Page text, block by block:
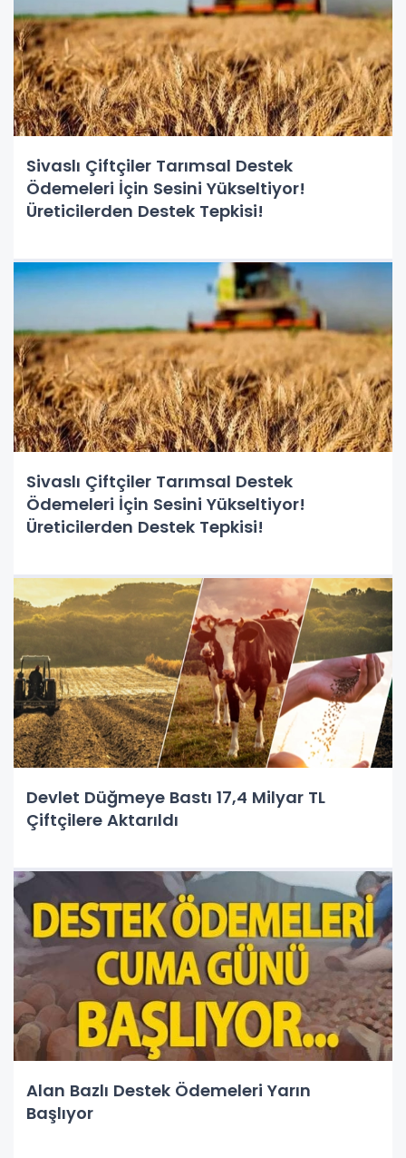
Sivaslı Çiftçiler Tarımsal Destek
Ödemeleri İçin Sesini Yükseltiyor!
Üreticilerden Destek Tepkisi!
Sivaslı Çiftçiler Tarımsal Destek
Ödemeleri İçin Sesini Yükseltiyor!
Üreticilerden Destek Tepkisi!
Devlet Düğmeye Bastı 17,4 Milyar TL
Çiftçilere Aktarıldı
Alan Bazlı Destek Ödemeleri Yarın
Başlıyor